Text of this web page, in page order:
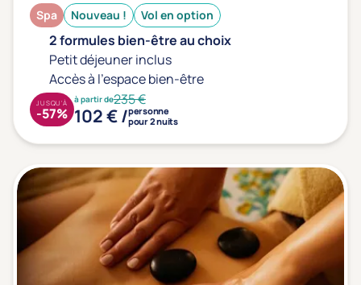
Spa Nouveau ! Vol en option
2 formules bien-être au choix
Petit déjeuner inclus
Accès à l'espace bien-être
à partir de235 €
102 € /personne
pour 2 nuits
JUSQU'À
-57%